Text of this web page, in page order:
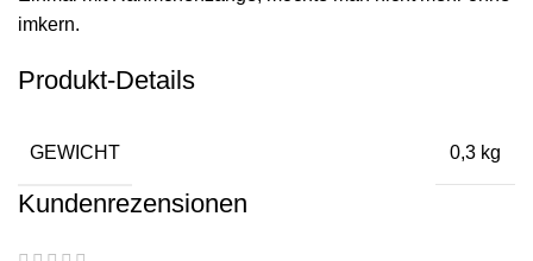
imkern.
Produkt-Details
GEWICHT 0,3 kg
Kundenrezensionen